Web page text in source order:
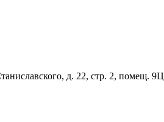
д. 22, стр. 2, помещ. 9Ц